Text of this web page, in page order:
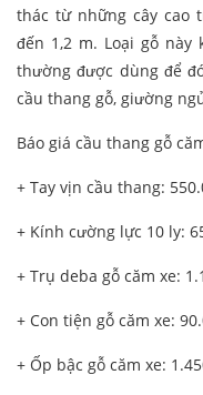
thác từ những cây cao
đến 1,2 m. Loại gỗ này
thường được dùng để
cầu thang gỗ, giường
Báo giá cầu thang gỗ
+ Tay vịn cầu thang:
+ Kính cường lực 10 ly:
+ Trụ deba gỗ căm xe:
+ Con tiện gỗ căm xe:
+ Ốp bậc gỗ căm xe: